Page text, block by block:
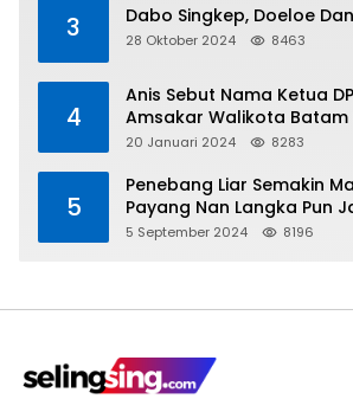
3 Dabo Singkep, Doeloe
28 Oktober 2024 8463
4
Anis Sebut Nama Ketua
Amsakar Walikota Batam
20 Januari 2024 8283
5
Penebang Liar Semakin
Payang Nan Langka Pun
5 September 2024 8196